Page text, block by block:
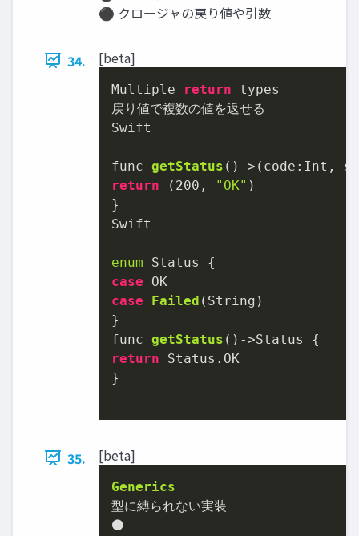
⚫ クロージャの戻り値や引数
34. [beta]
Multiple return types
Swift
func getStatus ()->( code:Int,
return ( 200 , "OK" )
}
Swift
enum
case
case
Failed ( String )
}
func getStatus ()->Status
return Status.OK
}
35. [beta]
Generics
⚫